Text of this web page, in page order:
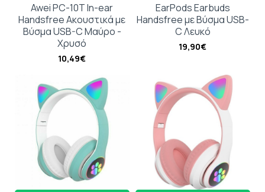
Awei PC-10T In-ear
Handsfree Ακουστικά με
Βύσμα USB-C Μαύρο -
Χρυσό
10,49€
EarPods Earbuds
Handsfree με Βύσμα USB-
C Λευκό
19,90€